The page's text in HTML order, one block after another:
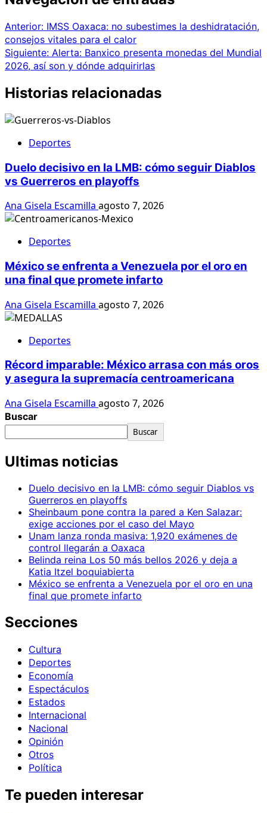
Anterior: IMSS Oaxaca: no subestimes la deshidratación,
consejos vitales para el calor
Siguiente: Alerta: Banxico presenta monedas del Mundial
2026, así son y dónde adquirirlas
Historias relacionadas
Deportes
Duelo decisivo en la LMB: cómo seguir Diablos
vs Guerreros en playoffs
Ana Gisela Escamilla agosto 7, 2026
Deportes
México se enfrenta a Venezuela por el oro en
una final que promete infarto
Ana Gisela Escamilla agosto 7, 2026
Deportes
Récord imparable: México arrasa con más oros
y asegura la supremacía centroamericana
Ana Gisela Escamilla agosto 7, 2026
Buscar
Buscar
Ultimas noticias
Duelo decisivo en la LMB: cómo seguir Diablos vs
Guerreros en playoffs
Sheinbaum pone contra la pared a Ken Salazar:
exige acciones por el caso del Mayo
Unam lanza ronda masiva: 1,920 exámenes de
control llegarán a Oaxaca
Belinda reina Los 50 más bellos 2026 y deja a
Katia Itzel boquiabierta
México se enfrenta a Venezuela por el oro en una
final que promete infarto
Secciones
Cultura
Deportes
Economía
Espectáculos
Estados
Internacional
Nacional
Opinión
Otros
Política
Te pueden interesar